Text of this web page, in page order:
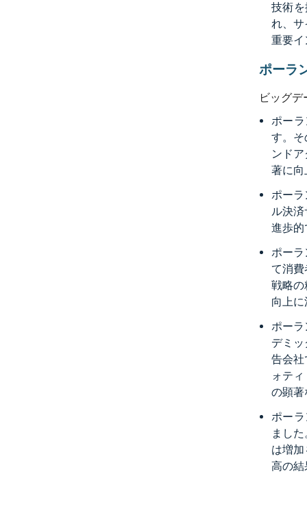
技術
れ、
重要イ
ポーラ
ビッグ
ポー
す。
ンド
著に向
ポー
ル決
進歩的
ポー
て消
戦略
向上に
ポー
デミ
告会社
ォテ
の顕著
ポーラ
まし
は増
高の結